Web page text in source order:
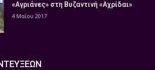
«Αγριάνες» στη Βυζαντινή «Αχρίδαι»
4 Μαΐου 2017